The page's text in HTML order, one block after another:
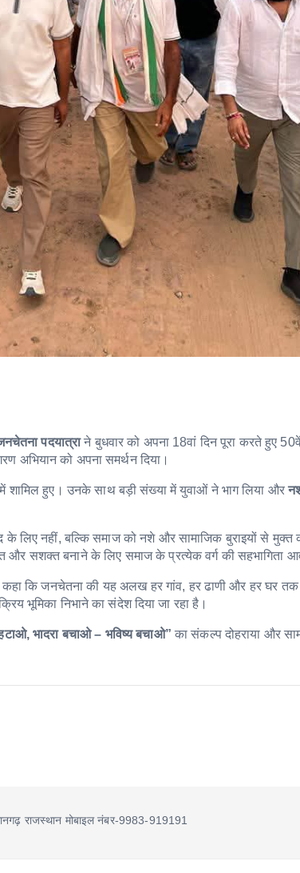
पदयात्राने बुधवार को अपना 18वां दिन पूरा करते हुए
अभियान को अपना समर्थन दिया।
में शामिल हुए। उनके साथ बड़ी संख्या में युवाओं ने भाग लिया और
के लिए नहीं, बल्कि समाज को नशे और सामाजिक बुराइयों से
और सशक्त बनाने के लिए समाज के प्रत्येक वर्ग की सहभागिता
कि जनचेतना की यह अलख हर गांव, हर ढाणी और हर घर तक
भूमिका निभाने का संदेश दिया जा रहा है।
भादरा बचाओ – भविष्य बचाओ” का संकल्प दोहराया और
राजस्थान मोबाइल नंबर-9983-919191